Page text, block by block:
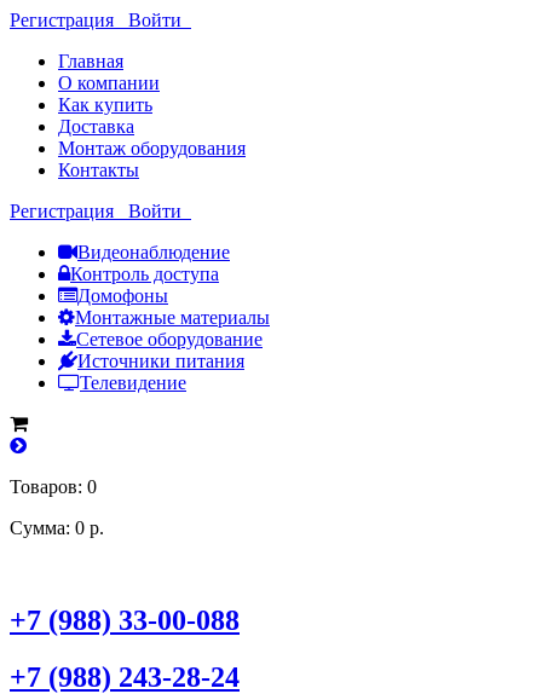
Регистрация Войти
Главная
О компании
Как купить
Доставка
Монтаж оборудования
Контакты
Регистрация Войти
Видеонаблюдение
Контроль доступа
Домофоны
Монтажные материалы
Сетевое оборудование
Источники питания
Телевидение
Товаров: 0
Сумма: 0 р.
+7 (988) 33-00-088
+7 (988) 243-28-24